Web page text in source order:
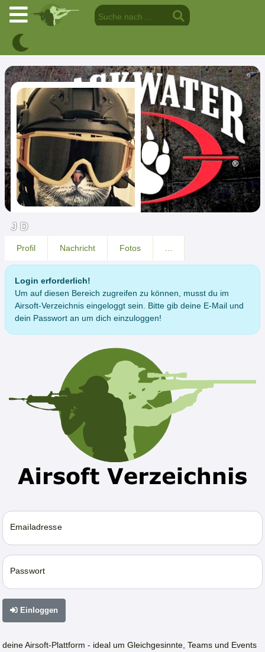
J D
Profil Nachricht Fotos
Login erforderlich!
Um auf diesen Bereich zugreifen zu können, musst du im
Airsoft-Verzeichnis eingeloggt sein. Bitte gib deine E-Mail und
dein Passwort an um dich einzuloggen!
Emailadresse
Passwort
Einloggen
deine Airsoft-Plattform - ideal um Gleichgesinnte, Teams und Events